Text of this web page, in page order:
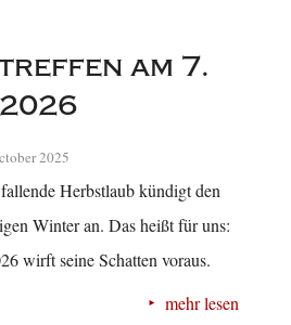
am 7.
2025
Herbstlaub kündigt den
Winter an. Das heißt für uns:
wirft seine Schatten voraus.
mehr lesen